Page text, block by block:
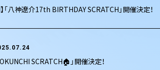
「八神遼介17th BIRTHDAY SCRATCH」開催決定！
SCRATCH🏠」開催決定！